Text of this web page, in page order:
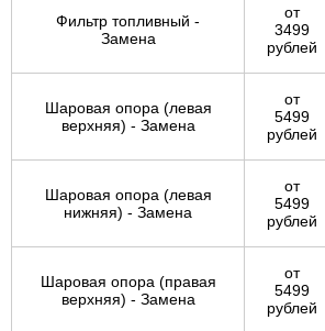
Фильтр топливный -
Замена
от
3499
рублей
Шаровая опора (левая
верхняя) - Замена
от
5499
рублей
Шаровая опора (левая
нижняя) - Замена
от
5499
рублей
Шаровая опора (правая
верхняя) - Замена
от
5499
рублей